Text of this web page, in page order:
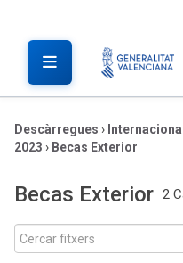
Descàrregues › Internacional
2023 › Becas Exterior
Becas Exterior 2